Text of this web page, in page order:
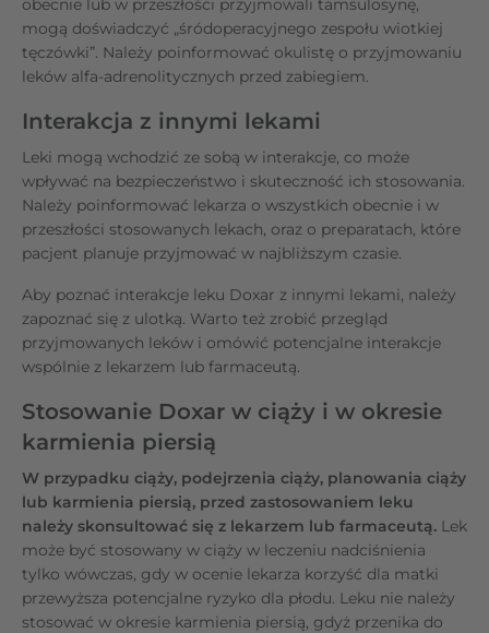
obecnie lub w przeszłości przyjmowali tamsulosynę,
mogą doświadczyć „śródoperacyjnego zespołu wiotkiej
tęczówki”. Należy poinformować okulistę o przyjmowaniu
leków alfa-adrenolitycznych przed zabiegiem.
Interakcja z innymi lekami
Leki mogą wchodzić ze sobą w interakcje, co może
wpływać na bezpieczeństwo i skuteczność ich stosowania.
Należy poinformować lekarza o wszystkich obecnie i w
przeszłości stosowanych lekach, oraz o preparatach, które
pacjent planuje przyjmować w najbliższym czasie.
Aby poznać interakcje leku Doxar z innymi lekami, należy
zapoznać się z ulotką. Warto też zrobić przegląd
przyjmowanych leków i omówić potencjalne interakcje
wspólnie z lekarzem lub farmaceutą.
Stosowanie Doxar w ciąży i w okresie
karmienia piersią
W przypadku ciąży, podejrzenia ciąży, planowania ciąży
lub karmienia piersią, przed zastosowaniem leku
należy skonsultować się z lekarzem lub farmaceutą. Lek
może być stosowany w ciąży w leczeniu nadciśnienia
tylko wówczas, gdy w ocenie lekarza korzyść dla matki
przewyższa potencjalne ryzyko dla płodu. Leku nie należy
stosować w okresie karmienia piersią, gdyż przenika do